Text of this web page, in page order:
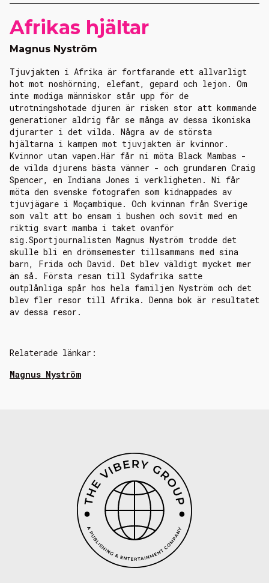
Afrikas hjältar
Magnus Nyström
Tjuvjakten i Afrika är fortfarande ett allvarligt
hot mot noshörning, elefant, gepard och lejon. Om
inte modiga människor står upp för de
utrotningshotade djuren är risken stor att kommande
generationer aldrig får se många av dessa ikoniska
djurarter i det vilda. Några av de största
hjältarna i kampen mot tjuvjakten är kvinnor.
Kvinnor utan vapen.Här får ni möta Black Mambas -
de vilda djurens bästa vänner - och grundaren Craig
Spencer, en Indiana Jones i verkligheten. Ni får
möta den svenske fotografen som kidnappades av
tjuvjägare i Moçambique. Och kvinnan från Sverige
som valt att bo ensam i bushen och sovit med en
riktig svart mamba i taket ovanför
sig.Sportjournalisten Magnus Nyström trodde det
skulle bli en drömsemester tillsammans med sina
barn, Frida och David. Det blev väldigt mycket mer
än så. Första resan till Sydafrika satte
outplånliga spår hos hela familjen Nyström och det
blev fler resor till Afrika. Denna bok är resultatet
av dessa resor.
Relaterade länkar:
Magnus Nyström